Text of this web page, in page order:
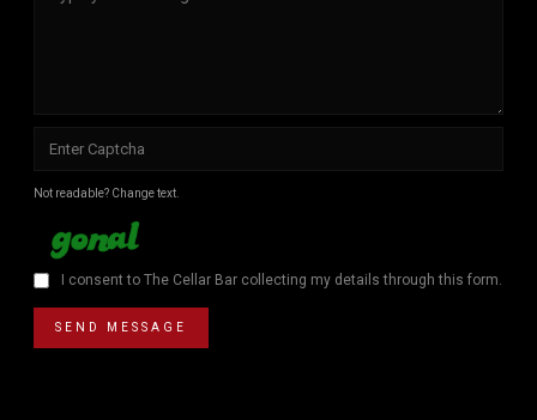
Not readable? Change text.
I consent to The Cellar Bar collecting my details through this form.
SEND MESSAGE